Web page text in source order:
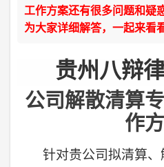
工作方案还有很多问题和疑
为大家详细解答，一起来看
贵州八辩
公司解散清算
作
针对贵公司拟清算